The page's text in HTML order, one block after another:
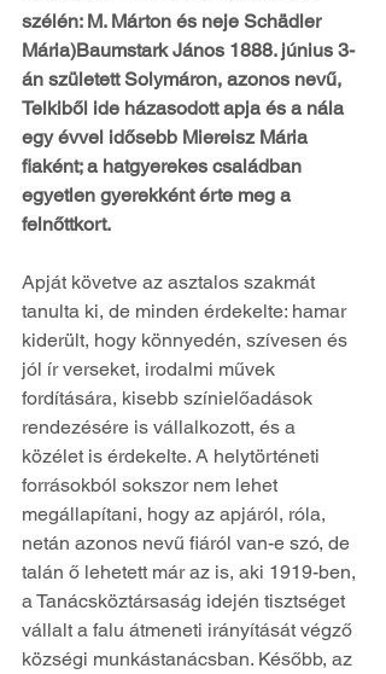
szélén: M. Márton és neje Schädler
Mária)Baumstark János 1888. június 3-
án született Solymáron, azonos nevű,
Telkiből ide házasodott apja és a nála
egy évvel idősebb Miereisz Mária
fiaként; a hatgyerekes családban
egyetlen gyerekként érte meg a
felnőttkort.
Apját követve az asztalos szakmát
tanulta ki, de minden érdekelte: hamar
kiderült, hogy könnyedén, szívesen és
jól ír verseket, irodalmi művek
fordítására, kisebb színielőadások
rendezésére is vállalkozott, és a
közélet is érdekelte. A helytörténeti
forrásokból sokszor nem lehet
megállapítani, hogy az apjáról, róla,
netán azonos nevű fiáról van-e szó, de
talán ő lehetett már az is, aki 1919-ben,
a Tanácsköztársaság idején tisztséget
vállalt a falu átmeneti irányítását végző
községi munkástanácsban. Később, az